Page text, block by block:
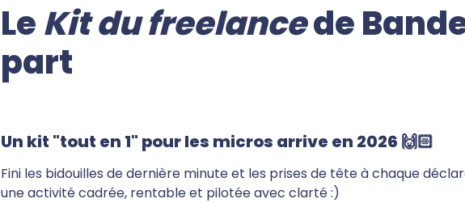
Le Kit du freelance de
part
Un kit "tout en 1" pour les micros arrive en 2026 🙌🏻
Fini les bidouilles de dernière minute et les prises de tête à chaque
une activité cadrée, rentable et pilotée avec clarté :)